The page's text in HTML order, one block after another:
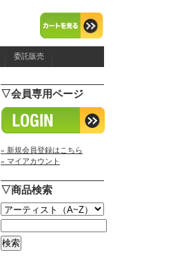
委託販売
▽会員専用ページ
» 新規会員登録はこちら
» マイアカウント
▽商品検索